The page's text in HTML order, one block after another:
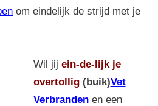
om eindelijk de strijd met je
Wil jij ein-de-lijk je
overtollig(buik)Vet
Verbranden en een